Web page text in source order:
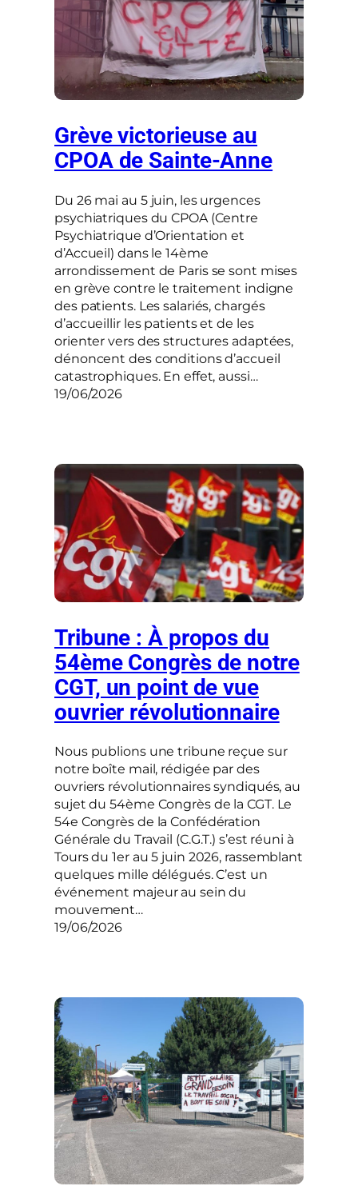
Grève victorieuse au
CPOA de Sainte-Anne
Du 26 mai au 5 juin, les urgences
psychiatriques du CPOA (Centre
Psychiatrique d’Orientation et
d’Accueil) dans le 14ème
arrondissement de Paris se sont mises
en grève contre le traitement indigne
des patients. Les salariés, chargés
d’accueillir les patients et de les
orienter vers des structures adaptées,
dénoncent des conditions d’accueil
catastrophiques. En effet, aussi…
19/06/2026
Tribune : À propos du
54ème Congrès de notre
CGT, un point de vue
ouvrier révolutionnaire
Nous publions une tribune reçue sur
notre boîte mail, rédigée par des
ouvriers révolutionnaires syndiqués, au
sujet du 54ème Congrès de la CGT. Le
54e Congrès de la Confédération
Générale du Travail (C.G.T.) s’est réuni à
Tours du 1er au 5 juin 2026, rassemblant
quelques mille délégués. C’est un
événement majeur au sein du
mouvement…
19/06/2026